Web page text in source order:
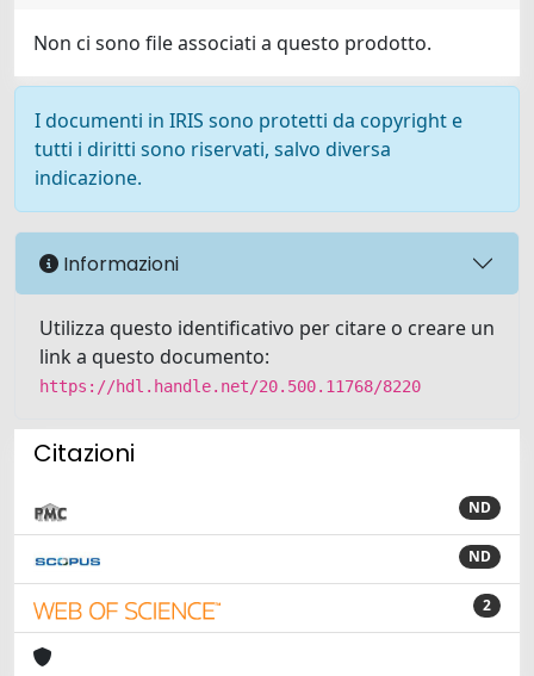
Non ci sono file associati a questo prodotto.
I documenti in IRIS sono protetti da copyright e
tutti i diritti sono riservati, salvo diversa
indicazione.
Informazioni
Utilizza questo identificativo per citare o creare un
link a questo documento:
https://hdl.handle.net/20.500.11768/8220
Citazioni
ND
ND
2